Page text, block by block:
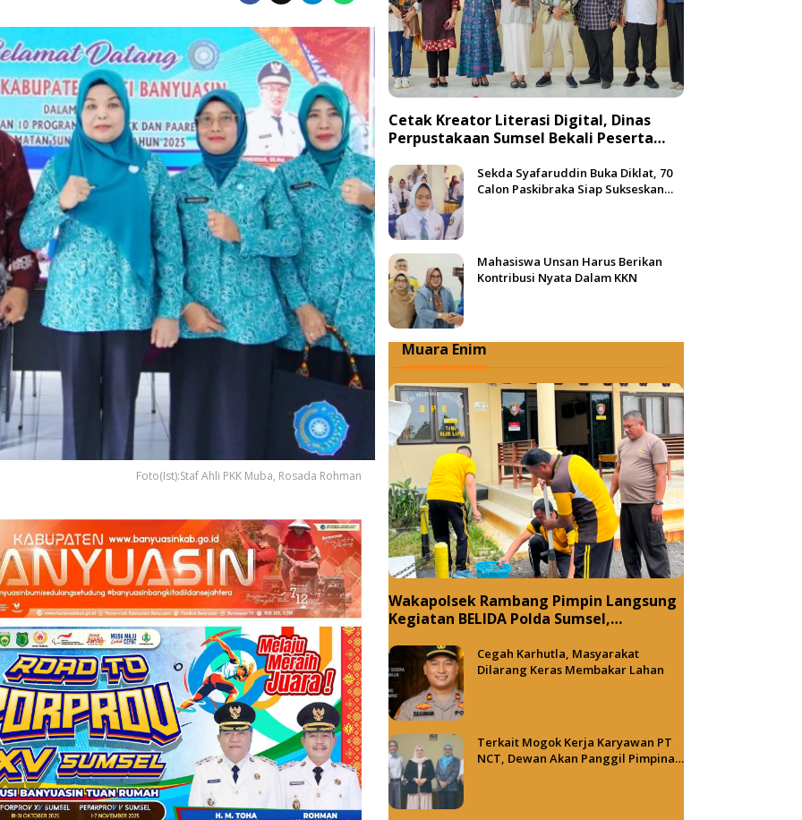
Foto(Ist):Staf Ahli PKK Muba, Rosada Rohman
Cetak Kreator Literasi Digital, Dinas
Perpustakaan Sumsel Bekali Peserta
Sekda Syafaruddin Buka Diklat, 70
Calon Paskibraka Siap Sukseskan
Mahasiswa Unsan Harus Berikan
Kontribusi Nyata Dalam KKN
Muara Enim
Wakapolsek Rambang Pimpin Langsung
Kegiatan BELIDA Polda Sumsel,
Cegah Karhutla, Masyarakat
Dilarang Keras Membakar Lahan
Terkait Mogok Kerja Karyawan PT
NCT, Dewan Akan Panggil Pimpinan